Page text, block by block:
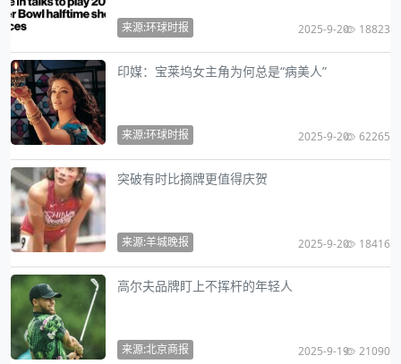
来源:环球时报 2025-9-20 18823
印媒：宝莱坞女主角为何总是“病美人”
来源:环球时报 2025-9-20 62265
突破有时比摘牌更值得庆贺
来源:羊城晚报 2025-9-20 18416
高尔夫品牌盯上不挥杆的年轻人
来源:北京商报 2025-9-19 21090